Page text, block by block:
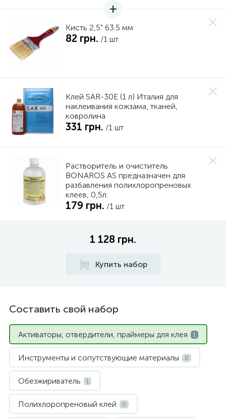
Кисть 2,5" 63.5 мм
82 грн. /1 шт
Клей SAR-30E (1 л) Италия для
наклеивания кожзама, тканей,
ковролина
331 грн. /1 шт
Растворитель и очиститель
BONAROS AS предназначен для
разбавления полихлоропреновых
клеев, 0,5л.
179 грн. /1 шт
1 128 грн.
Купить набор
Составить свой набор
Активаторы, отвердители, праймеры для клея 1
Инструменты и сопутствующие материалы 0
Обезжириватель 1
Полихлоропреновый клей 0